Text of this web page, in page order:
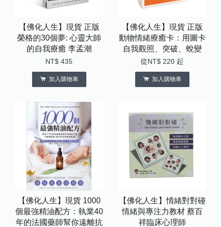
【佛化人生】現貨 正版
榮格的30個夢: 心靈大師
的自我療癒 李孟潮
NT$ 435
加入購物車
【佛化人生】現貨 正版
動物情緒療癒卡：用圖卡
自我觀照、突破、蛻變
從NT$ 220 起
加入購物車
【佛化人生】現貨 1000
個最強精油配方：執業40
年的法國藥師幫你遠離抗
【佛化人生】情緒對對碰
情緒與專注力教材 蔡百
祥臨床心理師